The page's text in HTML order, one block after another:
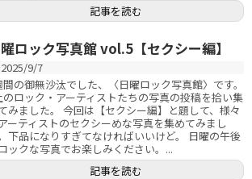
記事を読む
ロック写真館 vol.5【セクシー編】
2025/9/7
間の御無沙汰でした、〈日曜ロック写真館〉です。
のロック・アーティストたちの写真の投稿を拾い集
みました。 今回は【セクシー編】と題して、様々
ーティストのセクシーめな写真を集めてみまし
下品になりすぎてなければいいけど。 日曜の午後
ックな写真でお楽しみください。...
記事を読む